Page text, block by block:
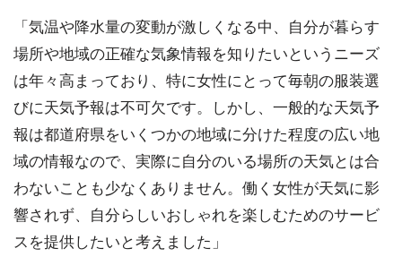
「気温や降水量の変動が激しくなる中、自分が暮らす
場所や地域の正確な気象情報を知りたいというニーズ
は年々高まっており、特に女性にとって毎朝の服装選
びに天気予報は不可欠です。しかし、一般的な天気予
報は都道府県をいくつかの地域に分けた程度の広い地
域の情報なので、実際に自分のいる場所の天気とは合
わないことも少なくありません。働く女性が天気に影
響されず、自分らしいおしゃれを楽しむためのサービ
スを提供したいと考えました」